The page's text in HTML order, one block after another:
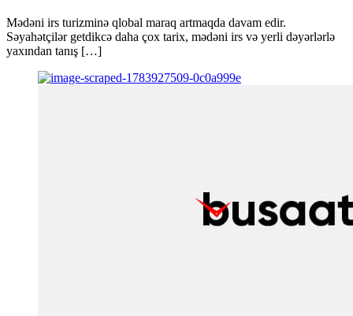
Mədəni irs turizminə qlobal maraq artmaqda davam edir.
Səyahətçilər getdikcə daha çox tarix, mədəni irs və yerli dəyərlərlə
yaxından tanış […]